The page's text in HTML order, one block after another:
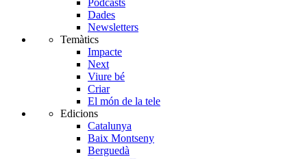
Pòdcasts
Dades
Newsletters
Temàtics
Impacte
Next
Viure bé
Criar
El món de la tele
Edicions
Catalunya
Baix Montseny
Berguedà